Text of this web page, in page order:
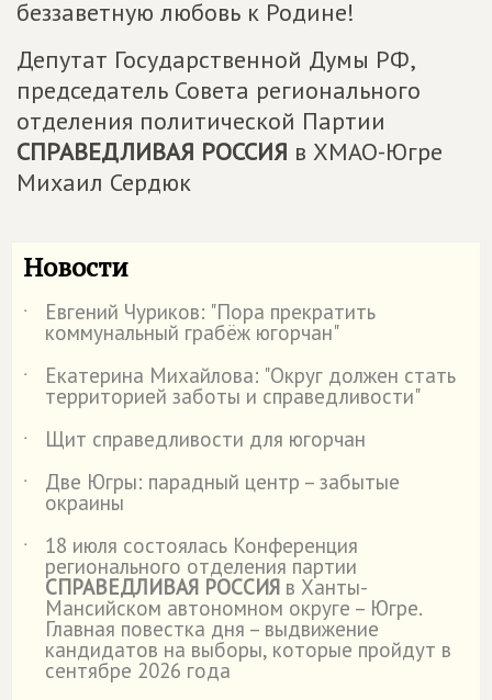
беззаветную любовь к Родине!
Депутат Государственной Думы РФ,
председатель Совета регионального
отделения политической Партии
СПРАВЕДЛИВАЯ РОССИЯ в ХМАО-Югре
Михаил Сердюк
Новости
˙ Евгений Чуриков: "Пора прекратить
коммунальный грабёж югорчан"
˙
Екатерина Михайлова: "Округ должен стать
территорией заботы и справедливости"
˙
Щит справедливости для югорчан
˙
Две Югры: парадный центр – забытые
окраины
˙
18 июля состоялась Конференция
регионального отделения партии
СПРАВЕДЛИВАЯ РОССИЯ в Ханты-
Мансийском автономном округе – Югре.
Главная повестка дня – выдвижение
кандидатов на выборы, которые пройдут в
сентябре 2026 года